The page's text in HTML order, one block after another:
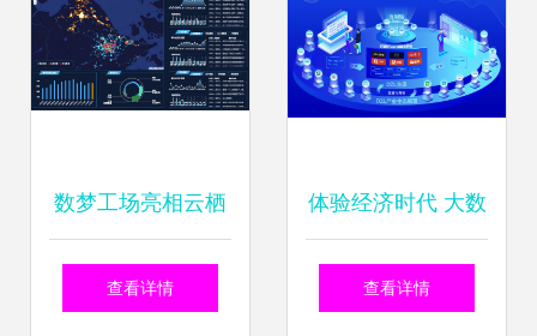
数梦工场亮相云栖
大会 用数据重构智
查看详情
体验经济时代 大数
据服务的产品与服
查看详情